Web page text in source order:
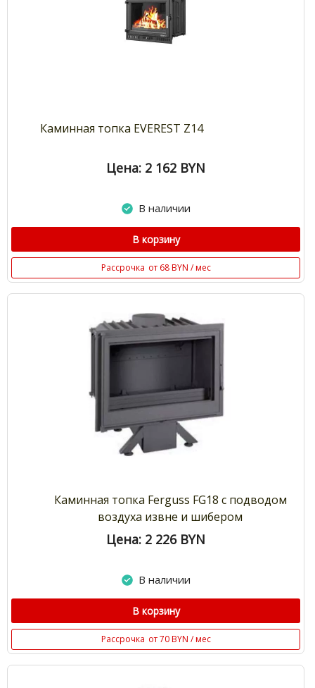
Каминная топка EVEREST Z14
Цена: 2 162 BYN
В наличии
В корзину
Рассрочка от 68 BYN / мес
Каминная топка Ferguss FG18 с подводом
воздуха извне и шибером
Цена: 2 226 BYN
В наличии
В корзину
Рассрочка от 70 BYN / мес